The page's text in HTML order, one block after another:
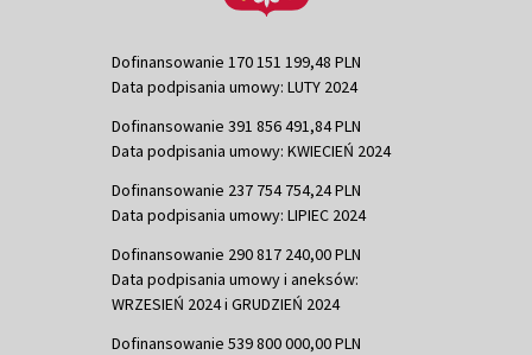
Dofinansowanie 170 151 199,48 PLN
Data podpisania umowy: LUTY 2024
Dofinansowanie 391 856 491,84 PLN
Data podpisania umowy: KWIECIEŃ 2024
Dofinansowanie 237 754 754,24 PLN
Data podpisania umowy: LIPIEC 2024
Dofinansowanie 290 817 240,00 PLN
Data podpisania umowy i aneksów:
WRZESIEŃ 2024 i GRUDZIEŃ 2024
Dofinansowanie 539 800 000,00 PLN